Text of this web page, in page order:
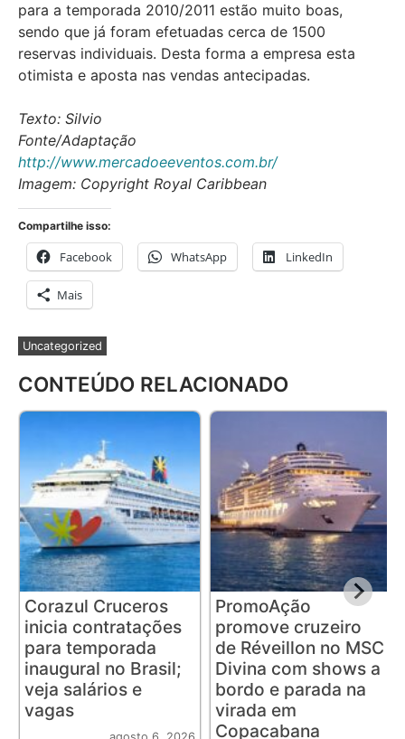
para a temporada 2010/2011 estão muito boas,
sendo que já foram efetuadas cerca de 1500
reservas individuais. Desta forma a empresa esta
otimista e aposta nas vendas antecipadas.
Texto: Silvio
Fonte/Adaptação
http://www.mercadoeeventos.com.br/
Imagem: Copyright Royal Caribbean
Compartilhe isso:
Facebook WhatsApp LinkedIn
Mais
Uncategorized
CONTEÚDO RELACIONADO
Corazul Cruceros
inicia contratações
para temporada
inaugural no Brasil;
veja salários e
vagas
PromoAção
promove cruzeiro
de Réveillon no MSC
Divina com shows a
bordo e parada na
virada em
Copacabana